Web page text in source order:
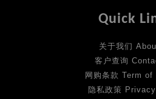
Quick
关于我们
客户查询
网购条款 Term
隐私政策